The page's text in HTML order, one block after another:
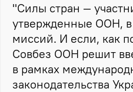
"Силы стран —
утвержденные ООН,
миссий. И если, как
Совбез ООН решит
в рамках
законодательства